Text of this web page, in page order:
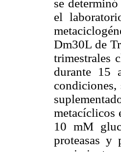
se
el
Dm30L de
trimestrales
durante 15
metacíclicos
10 mM
proteasas y